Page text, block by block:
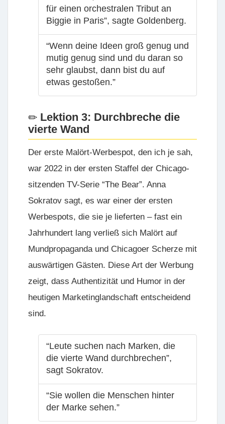
für einen orchestralen Tribut an
Biggie in Paris”, sagte Goldenberg.
“Wenn deine Ideen groß genug und
mutig genug sind und du daran so
sehr glaubst, dann bist du auf
etwas gestoßen.”
Lektion 3: Durchbreche die
vierte Wand
Der erste Malört-Werbespot, den ich je sah,
war 2022 in der ersten Staffel der Chicago-
sitzenden TV-Serie “The Bear”. Anna
Sokratov sagt, es war einer der ersten
Werbespots, die sie je lieferten – fast ein
Jahrhundert lang verließ sich Malört auf
Mundpropaganda und Chicagoer Scherze mit
auswärtigen Gästen. Diese Art der Werbung
zeigt, dass Authentizität und Humor in der
heutigen Marketinglandschaft entscheidend
sind.
“Leute suchen nach Marken, die
die vierte Wand durchbrechen”,
sagt Sokratov.
“Sie wollen die Menschen hinter
der Marke sehen.”